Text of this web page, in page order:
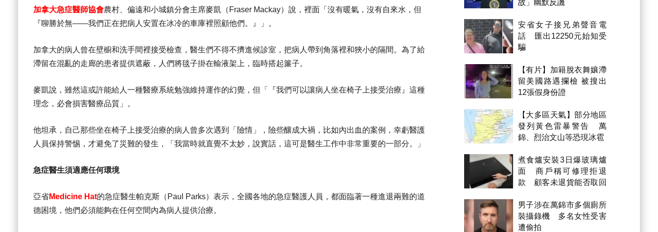
加拿大急症醫師協會農村、偏遠和小城鎮分會主席麥凱（Fraser Mackay）說，裡面「沒有暖氣，沒有自來水，但
『聊勝於無——我們正在把病人安置在冰冷的車庫裡照顧他們。』」。
加拿大的病人曾在壁櫥和洗手間裡接受檢查，醫生們不得不擠進候診室，把病人帶到角落裡和狹小的隔間。為了給
滯留在混亂的走廊的患者提供遮蔽，人們將毯子掛在輸液架上，臨時搭起簾子。
麥凱說，雖然這或許能給人一種醫療系統勉強維持運作的幻覺，但「『我們可以讓病人坐在椅子上接受治療』這種
理念，必會損害醫療品質」。
他坦承，自己那些坐在椅子上接受治療的病人曾多次遇到「險情」，險些釀成大禍，比如內出血的案例，幸虧醫護
人員保持警惕，才避免了災難的發生，「我當時就直覺不太妙，說實話，這可是醫生工作中非常重要的一部分。」
急症醫生須適應任何環境
亞省Medicine Hat的急症醫生帕克斯（Paul Parks）表示，全國各地的急症醫護人員，都面臨著一種進退兩難的道
德困境，他們必須能夠在任何空間內為病人提供治療。
故」幽默反譏
安省女子接兄弟聲音電
話 匯出12250元始知受
騙
【有片】加籍脫衣舞孃滯
留美國路遇攔檢 被搜出
12張假身份證
【大多區天氣】部分地區
發列黃色雷暴警告 萬
錦、烈治文山等恐現冰雹
煮食爐安裝3日爆玻璃爐
面 商戶稱可修理拒退
款 顧客未退貨能否取回
男子涉在萬錦市多個廁所
裝攝錄機 多名女性受害
遭偷拍